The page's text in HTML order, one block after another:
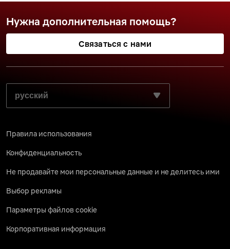
Нужна дополнительная помощь?
Связаться с нами
ВЫБЕРИТЕ ПРЕДПОЧИТАЕМЫЙ ЯЗЫК:
Правила использования
Конфиденциальность
Не продавайте мои персональные данные и не делитесь ими
Выбор рекламы
Параметры файлов cookie
Корпоративная информация